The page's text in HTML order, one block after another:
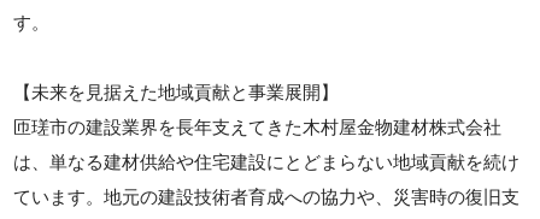
す。
【未来を見据えた地域貢献と事業展開】
匝瑳市の建設業界を長年支えてきた木村屋金物建材株式会社
は、単なる建材供給や住宅建設にとどまらない地域貢献を続け
ています。地元の建設技術者育成への協力や、災害時の復旧支